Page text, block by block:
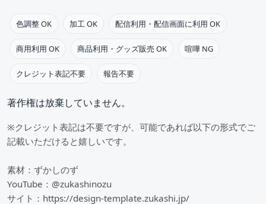
色調整 OK 加工 OK 配信利用・配信画面に利用 OK
商用利用 OK 商品利用・グッズ販売 OK 喧嘩 NG
クレジット表記不要 報告不要
著作権は放棄していません。
※クレジット表記は不要ですが、可能であれば以下の形式でご
記載いただけると嬉しいです。
素材：ずかしのず
YouTube：@zukashinozu
サイト：https://design-template.zukashi.jp/